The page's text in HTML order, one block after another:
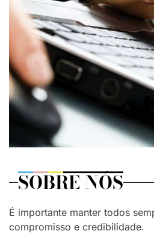
SOBRE NÓS
É importante manter todos
compromisso e credibilidade.